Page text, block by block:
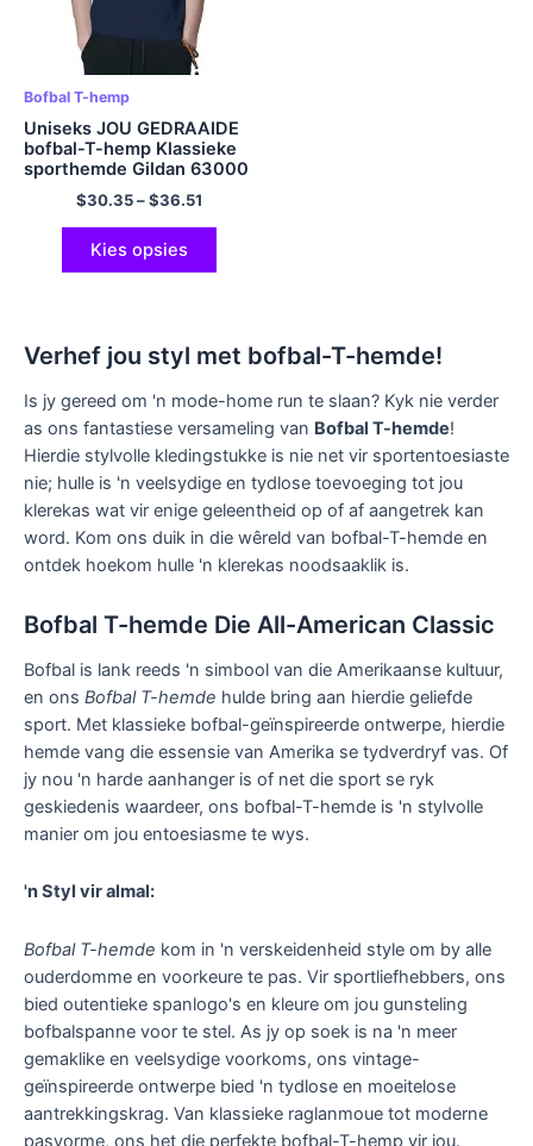
Bofbal T-hemp
Uniseks JOU GEDRAAIDE
bofbal-T-hemp Klassieke
sporthemde Gildan 63000
Katoen Tee Veelkleurig
$30.35–$36.51
Kies opsies
Verhef jou styl met bofbal-T-hemde!
Is jy gereed om 'n mode-home run te slaan? Kyk nie verder
as ons fantastiese versameling van Bofbal T-hemde!
Hierdie stylvolle kledingstukke is nie net vir sportentoesiaste
nie; hulle is 'n veelsydige en tydlose toevoeging tot jou
klerekas wat vir enige geleentheid op of af aangetrek kan
word. Kom ons duik in die wêreld van bofbal-T-hemde en
ontdek hoekom hulle 'n klerekas noodsaaklik is.
Bofbal T-hemde Die All-American Classic
Bofbal is lank reeds 'n simbool van die Amerikaanse kultuur,
en ons Bofbal T-hemde hulde bring aan hierdie geliefde
sport. Met klassieke bofbal-geïnspireerde ontwerpe, hierdie
hemde vang die essensie van Amerika se tydverdryf vas. Of
jy nou 'n harde aanhanger is of net die sport se ryk
geskiedenis waardeer, ons bofbal-T-hemde is 'n stylvolle
manier om jou entoesiasme te wys.
'n Styl vir almal:
Bofbal T-hemde kom in 'n verskeidenheid style om by alle
ouderdomme en voorkeure te pas. Vir sportliefhebbers, ons
bied outentieke spanlogo's en kleure om jou gunsteling
bofbalspanne voor te stel. As jy op soek is na 'n meer
gemaklike en veelsydige voorkoms, ons vintage-
geïnspireerde ontwerpe bied 'n tydlose en moeitelose
aantrekkingskrag. Van klassieke raglanmoue tot moderne
pasvorme, ons het die perfekte bofbal-T-hemp vir jou.